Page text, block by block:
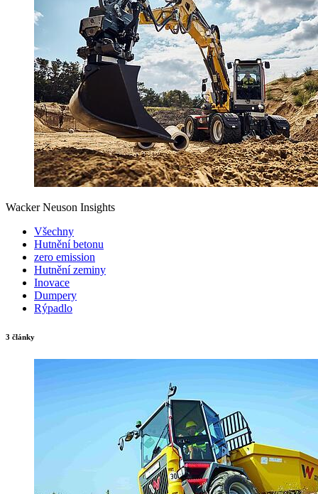
Wacker Neuson Insights
Všechny
Hutnění betonu
zero emission
Hutnění zeminy
Inovace
Dumpery
Rýpadlo
3 články